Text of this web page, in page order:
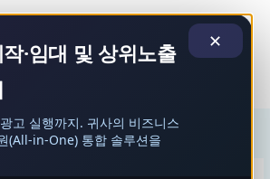
✕
·임대 및 상위노출
고 실행까지. 귀사의 비즈니스
(All-in-One) 통합 솔루션을